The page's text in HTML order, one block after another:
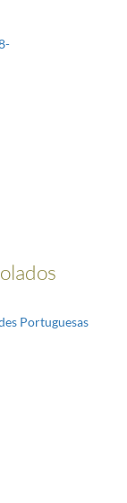
Portuguesas